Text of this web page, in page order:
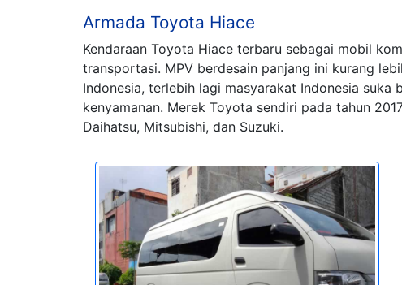
Armada Toyota Hiace
Kendaraan Toyota Hiace terbaru sebagai mobil
transportasi. MPV berdesain panjang ini kurang
Indonesia, terlebih lagi masyarakat Indonesia
kenyamanan. Merek Toyota sendiri pada tahun
Daihatsu, Mitsubishi, dan Suzuki.